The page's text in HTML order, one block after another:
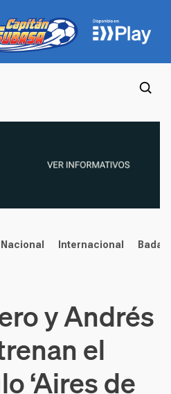
Nacional Internacional
y Andrés
el
‘Aires de